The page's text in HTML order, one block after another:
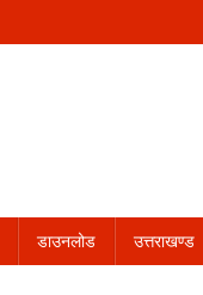
डाउनलोड उत्तराखण्ड